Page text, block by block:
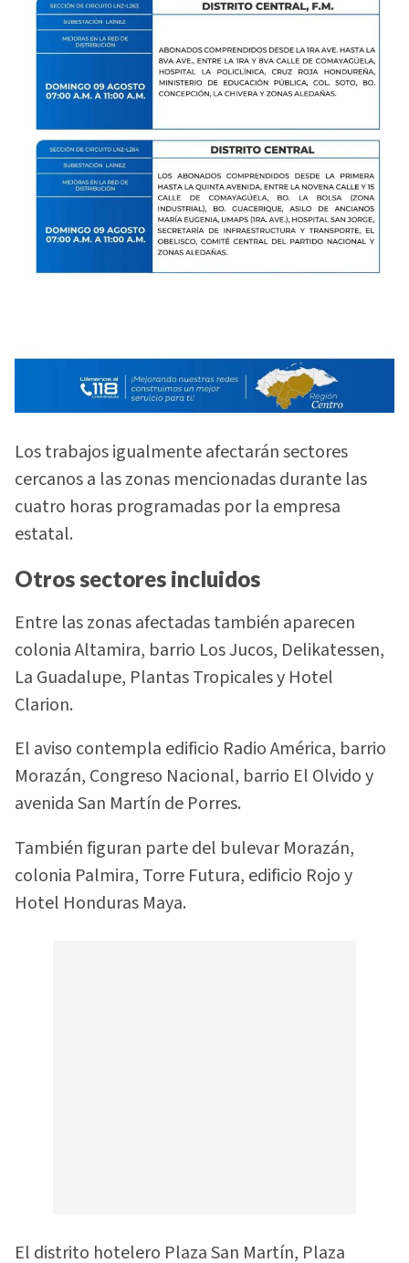
Los trabajos igualmente afectarán sectores
cercanos a las zonas mencionadas durante las
cuatro horas programadas por la empresa
estatal.
Otros sectores incluidos
Entre las zonas afectadas también aparecen
colonia Altamira, barrio Los Jucos, Delikatessen,
La Guadalupe, Plantas Tropicales y Hotel
Clarion.
El aviso contempla edificio Radio América, barrio
Morazán, Congreso Nacional, barrio El Olvido y
avenida San Martín de Porres.
También figuran parte del bulevar Morazán,
colonia Palmira, Torre Futura, edificio Rojo y
Hotel Honduras Maya.
El distrito hotelero Plaza San Martín, Plaza